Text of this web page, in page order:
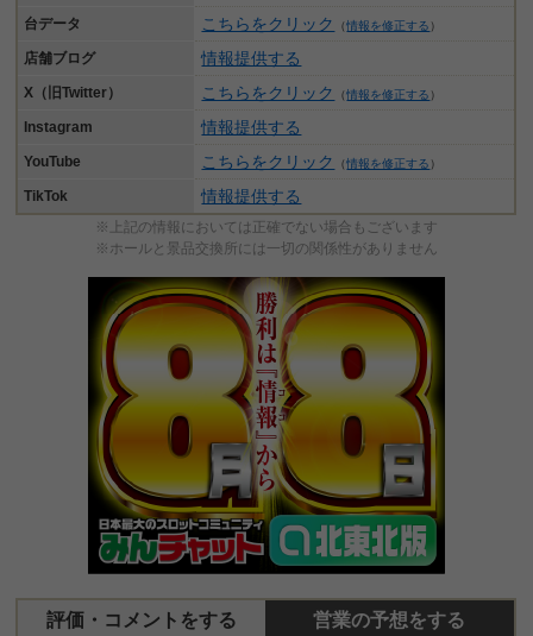
台データ こちらをクリック （情報を修正する ）
店舗ブログ 情報提供する
X（旧Twitter） こちらをクリック （情報を修正する ）
Instagram 情報提供する
YouTube こちらをクリック （情報を修正する ）
TikTok 情報提供する
※上記の情報においては正確でない場合もございます
※ホールと景品交換所には一切の関係性がありません
評価・コメントをする 営業の予想をする